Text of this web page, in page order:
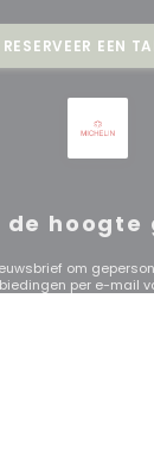
RESERVEER EEN
de hoogte
om
per e-mail